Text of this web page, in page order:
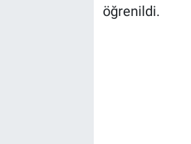
öğrenildi.